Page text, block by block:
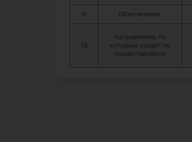
9 Обеспечение
10
Направления, по
которым кредит не
предоставляется